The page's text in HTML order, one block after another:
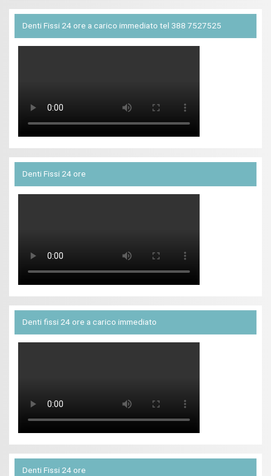
Denti Fissi 24 ore a carico immediato tel 388 7527525
Denti Fissi 24 ore
Denti fissi 24 ore a carico immediato
Denti Fissi 24 ore